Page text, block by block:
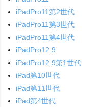
iPadPro11第2世代
iPadPro11第3世代
iPadPro11第4世代
iPadPro12.9
iPadPro12.9第1世代
iPad第10世代
iPad第11世代
iPad第4世代